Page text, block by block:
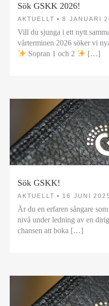
Sök GSKK 2026!
AKTUELLT • 8 JANUARI
Vill du sjunga i ett nytt
vårterminen 2026 söker vi
Sopran 1 och 2
[…]
Sök GSKK!
AKTUELLT • 16 JUNI 2025
Är du en erfaren sångare
nivå under ledning av en
chansen att boka […]